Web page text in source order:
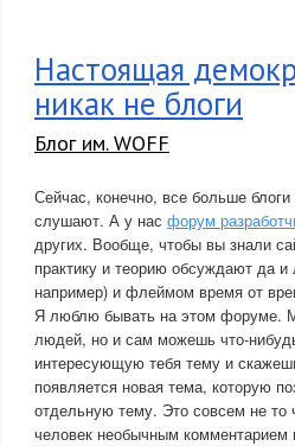
Настоящая
никак не блоги
Блог им. WOFF
Сейчас, конечно, все больше
слушают. А у нас форум
других. Вообще, чтобы вы знали
практику и теорию обсуждают да
например) и флеймом время от
Я люблю бывать на этом форуме.
людей, но и сам можешь что-
интересующую тебя тему и
появляется новая тема, которую
отдельную тему. Это совсем не то
человек необычным комментарием